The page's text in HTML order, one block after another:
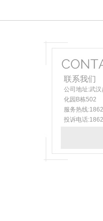
联系我们
公司地址:武
化园B栋502
服务热线
投诉电话